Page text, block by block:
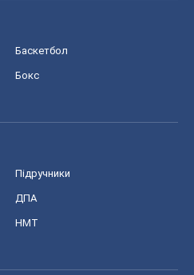
Баскетбол
Бокс
Підручники
ДПА
НМТ